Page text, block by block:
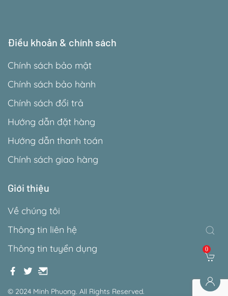
Điều khoản & chính sách
Chính sách bảo mật
Chính sách bảo hành
Chính sách đổi trả
Hướng dẫn đặt hàng
Hướng dẫn thanh toán
Chính sách giao hàng
Giới thiệu
Về chúng tôi
Thông tin liên hệ
Thông tin tuyển dụng
© 2024 Minh Phuong. All Rights Reserved.
0